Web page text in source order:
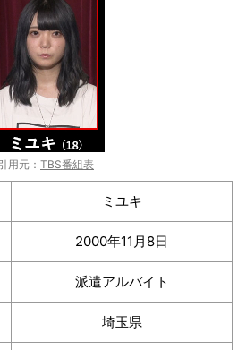
用元： TBS番組表
ミユキ
2000年11月8日
派遣アルバイト
埼玉県